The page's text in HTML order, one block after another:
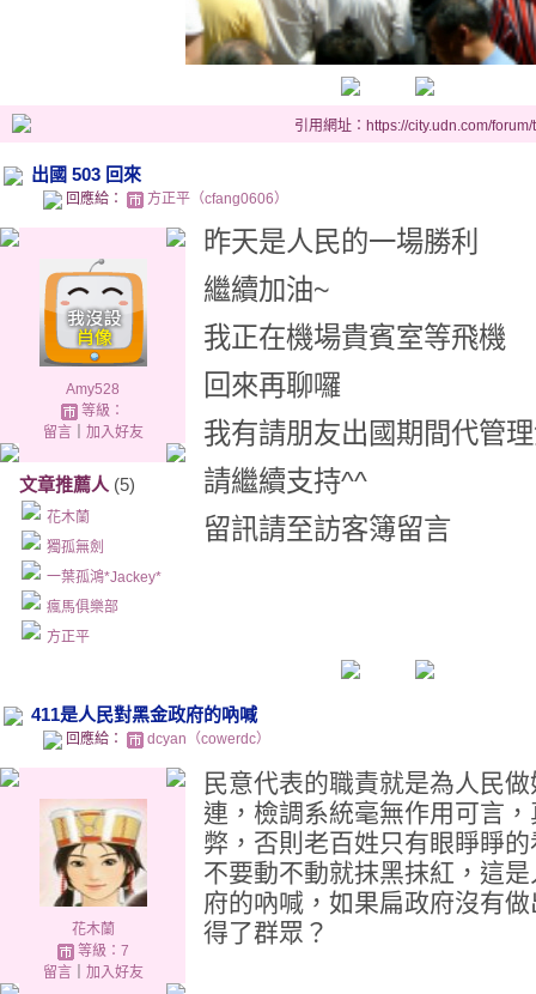
引用網址：https://city.udn.com/
出國 503 回來
回應給： 方正平（cfang0606）
Amy528
等級：
留言｜ 加入好友
文章推薦人 (5)
花木蘭
獨孤無劍
一葉孤鴻*Jackey*
瘋馬俱樂部
方正平
昨天是人民的一場勝利
繼續加油~
我正在機場貴賓室等飛機
回來再聊囉
我有請朋友出國期間代管
請繼續支持^^
留訊請至訪客簿留言
411是人民對黑金政府的吶喊
回應給： dcyan（cowerdc）
花木蘭
等級：7
留言｜ 加入好友
民意代表的職責就是為人民
連，檢調系統毫無作用可言
弊，否則老百姓只有眼睜睜
不要動不動就抹黑抹紅，這
府的吶喊，如果扁政府沒有
得了群眾？